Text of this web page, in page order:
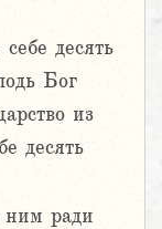
десять
Бог
из
десять
ним ради